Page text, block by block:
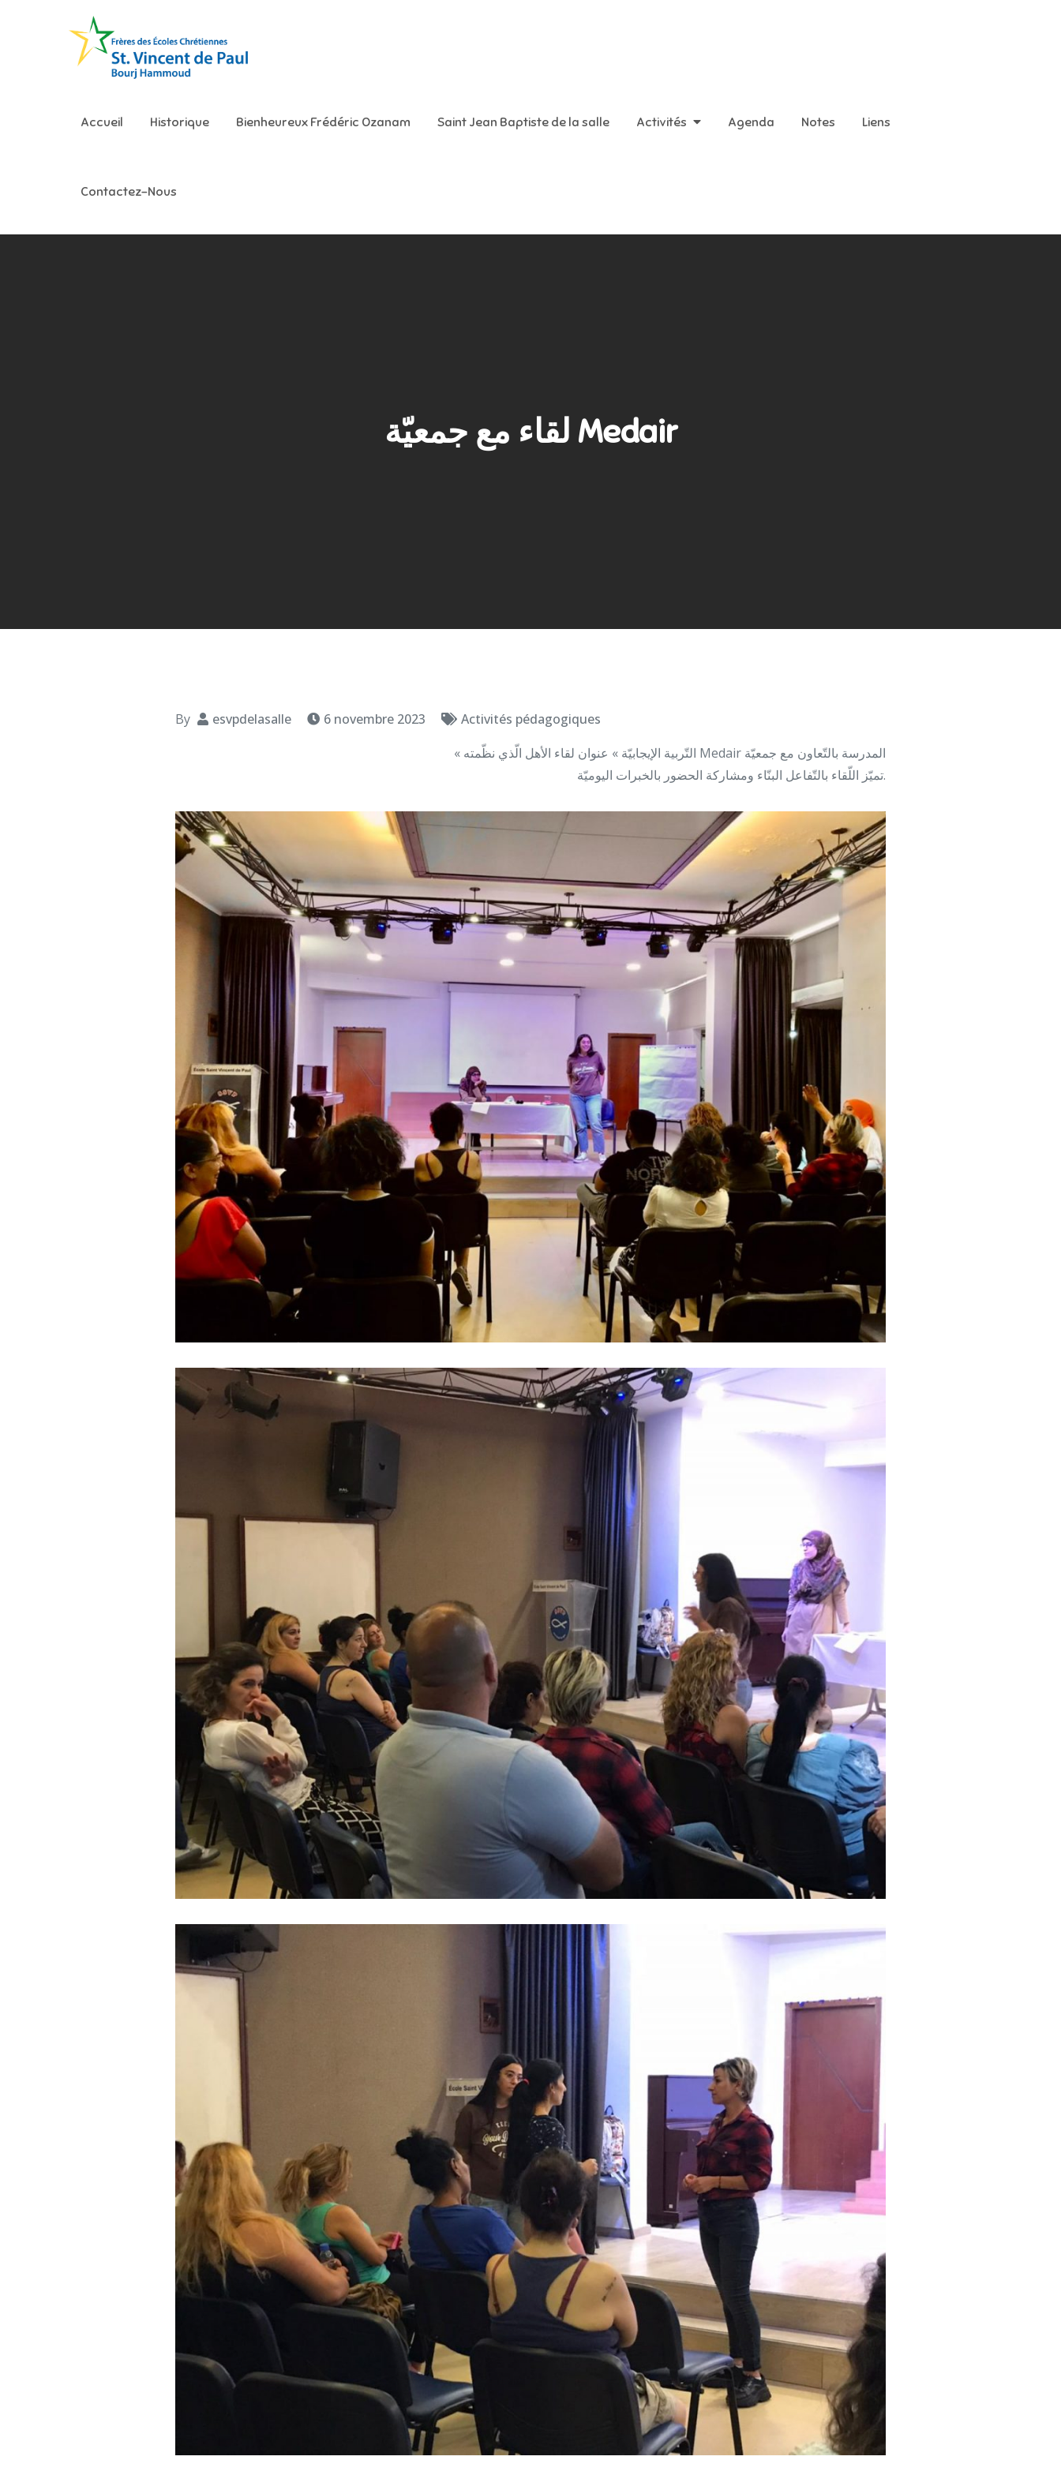
Accueil Historique Bienheureux Frédéric Ozanam Saint Jean Baptiste de la salle Activités Agenda Notes Liens
Contactez-Nous
لقاء مع جمعيّة Medair
By esvpdelasalle 6 novembre 2023
Activités pédagogiques
« التّربية الإيجابيّة » عنوان لقاء الأهل الّذي نظّمته Medair المدرسة بالتّعاون مع جمعيّة
تميّز اللّقاء بالتّفاعل البنّاء ومشاركة الحضور بالخبرات اليوميّة.